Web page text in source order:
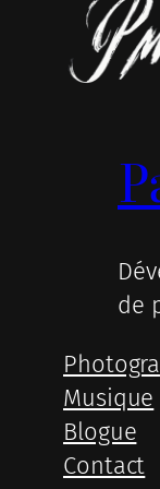
de
Musique
Blogue
Contact